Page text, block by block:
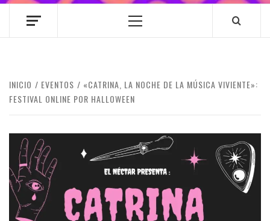
Menú
INICIO EVENTOS
«CATRINA, LA NOCHE DE LA MÚSICA VIVIENTE»:
FESTIVAL ONLINE POR HALLOWEEN